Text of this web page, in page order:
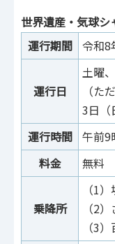
世界遺産・気球
運行期間
令和8
運行日
土曜
（た
3日（
運行時間
午前9
料金
無料
乗降所
（1
（2
（3